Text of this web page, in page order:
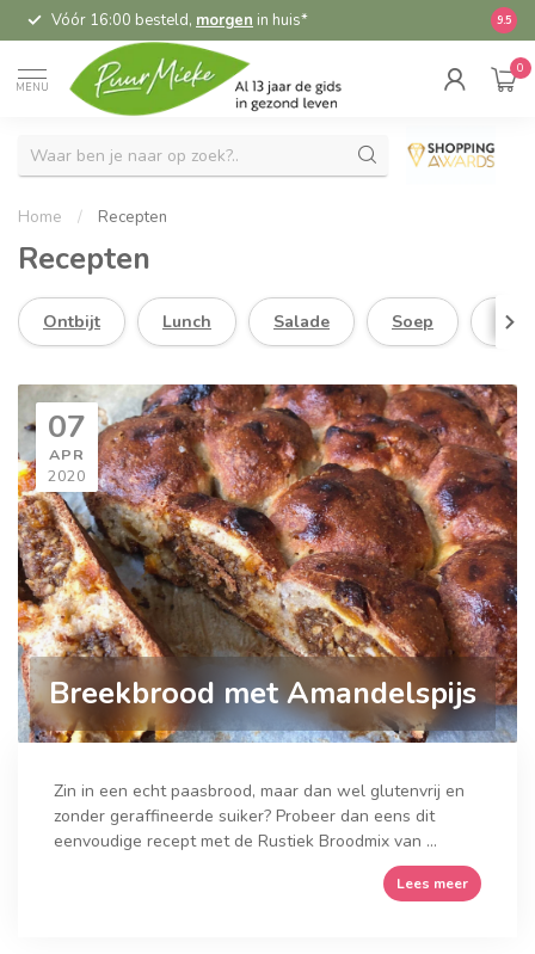
Vóór 16:00 besteld, morgen in huis* 9.5
MENU
0
Home / Recepten
Recepten
Ontbijt Lunch Salade Soep
07
APR
2020
Breekbrood met Amandelspijs
Zin in een echt paasbrood, maar dan wel glutenvrij en
zonder geraffineerde suiker? Probeer dan eens dit
eenvoudige recept met de Rustiek Broodmix van ...
Lees meer